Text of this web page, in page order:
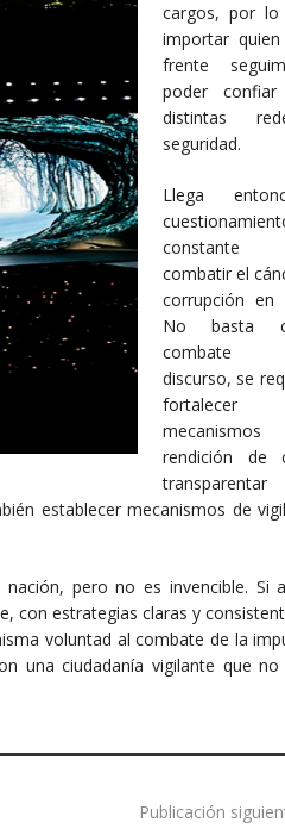
cargos, por lo
importar
frente
poder
distintas
seguridad.
Llega
constante
combatir el
corrupción en
No basta
combate
discurso, se
rendición de
establecer mecanismos de
pero no es invencible. Si
con estrategias claras y
voluntad al combate de la
una ciudadanía vigilante que no
Publicación